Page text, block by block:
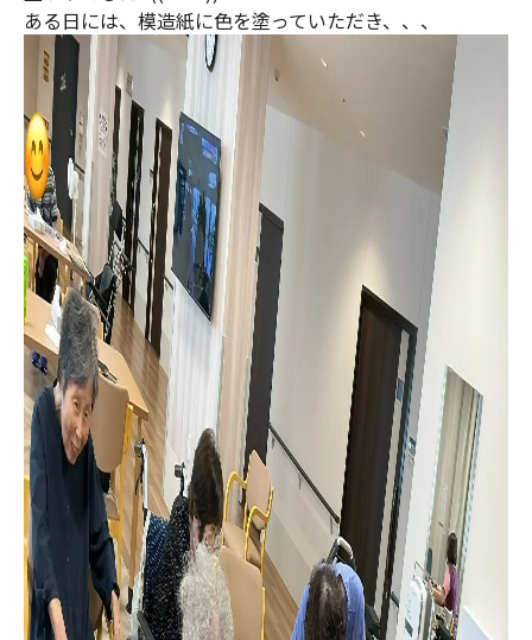
ある日には、模造紙に色を塗っていただき、、、